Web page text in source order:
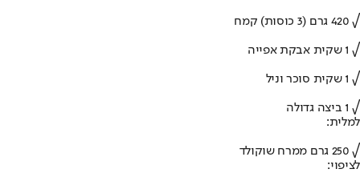
√ 420 גרם (3 כוסות) קמח
√ 1 שקית אבקת אפייה
√ 1 שקית סוכר וניל
√ 1 ביצה גדולה
למלית:
√ 250 גרם ממרח שוקולד
לציפוי: